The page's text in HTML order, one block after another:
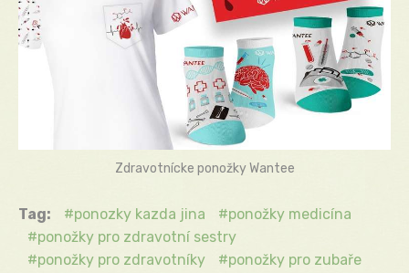
Zdravotnícke ponožky Wantee
Tag: ponozky kazda jina
ponožky medicína
ponožky pro zdravotní sestry
ponožky pro zdravotníky
ponožky pro zubaře